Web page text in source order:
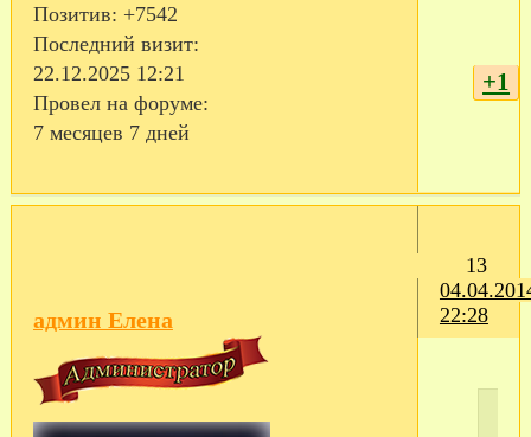
Позитив: +7542
Последний визит:
22.12.2025 12:21
Провел на форуме:
7 месяцев 7 дней
+1
13
22:28
админ Елена